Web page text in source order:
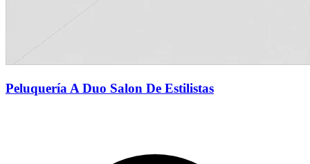
Peluquería A Duo Salon De Estilistas